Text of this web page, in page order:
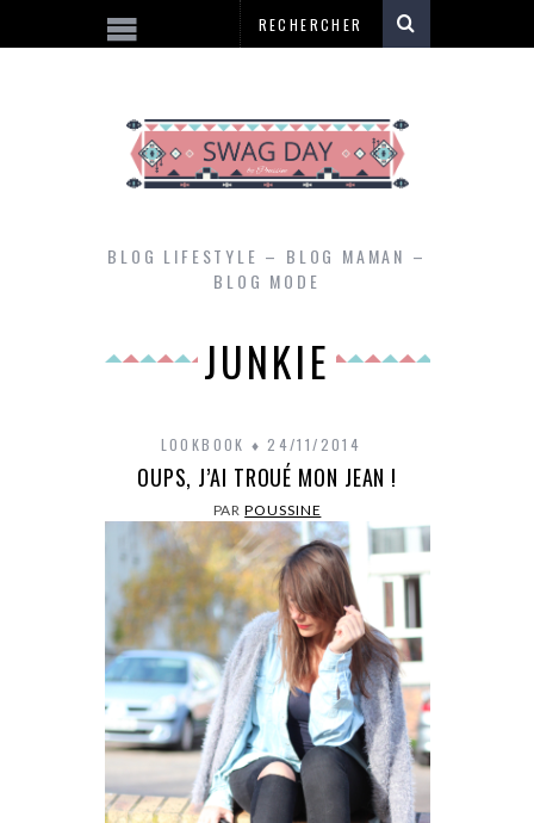
BLOG LIFESTYLE – BLOG MAMAN –
BLOG MODE
JUNKIE
LOOKBOOK 24/11/2014
OUPS, J’AI TROUÉ MON JEAN !
PARPOUSSINE